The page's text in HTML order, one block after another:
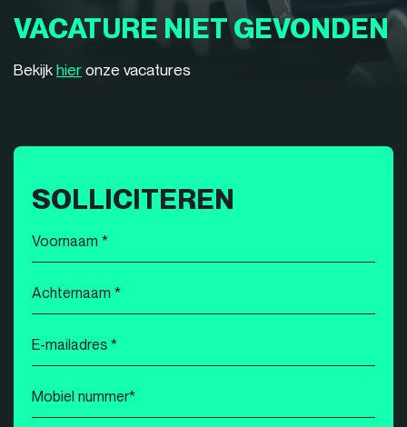
VACATURE NIET GEVONDEN
Bekijk hier onze vacatures
SOLLICITEREN
Voornaam
*
Achternaam
*
E-
mailadres
*
Mobiel
nummer